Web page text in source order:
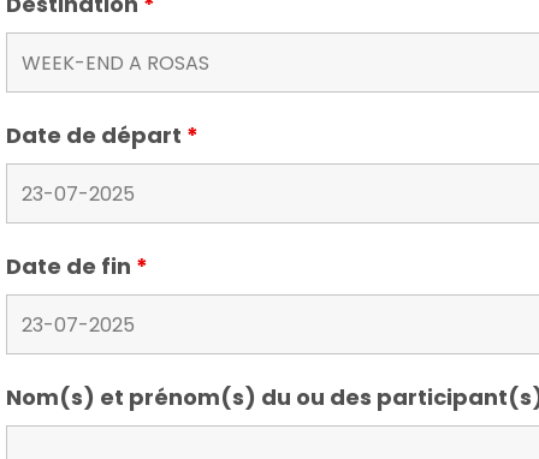
Date de départ *
Date de fin *
Nom(s) et prénom(s) du ou des